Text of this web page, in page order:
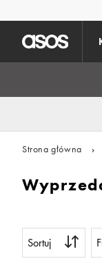
Strona główna ›
Sortuj